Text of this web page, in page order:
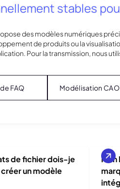
stables
des modèles numériques
de produits ou la
Pour la transmission, nous
FAQ Modélisation CAO
de fichier dois-je
un modèle
Mon